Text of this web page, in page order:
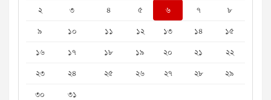
২
৩ ৪ ৫ ৬ ৭
৮
৯
১০ ১১ ১২ ১৩ ১৪
১৫
১৬
১৭ ১৮ ১৯ ২০ ২১
২২
২৩
২৪ ২৫ ২৬ ২৭ ২৮
২৯
৩০
৩১